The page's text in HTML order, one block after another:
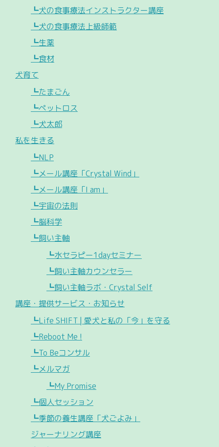
┗犬の食事療法インストラクター講座
┗犬の食事療法上級師範
┗生薬
┗食材
犬育て
┗たまごん
┗ペットロス
┗犬太郎
私を生きる
┗NLP
┗メール講座「Crystal Wind」
┗メール講座「I am」
┗宇宙の法則
┗脳科学
┗飼い主軸
┗水セラピー1dayセミナー
┗飼い主軸カウンセラー
┗飼い主軸ラボ・Crystal Self
講座・提供サービス・お知らせ
┗Life SHIFT | 愛犬と私の「今」を守る
┗Reboot Me !
┗To Beコンサル
┗メルマガ
┗My Promise
┗個人セッション
┗季節の養生講座「犬ごよみ」
ジャーナリング講座